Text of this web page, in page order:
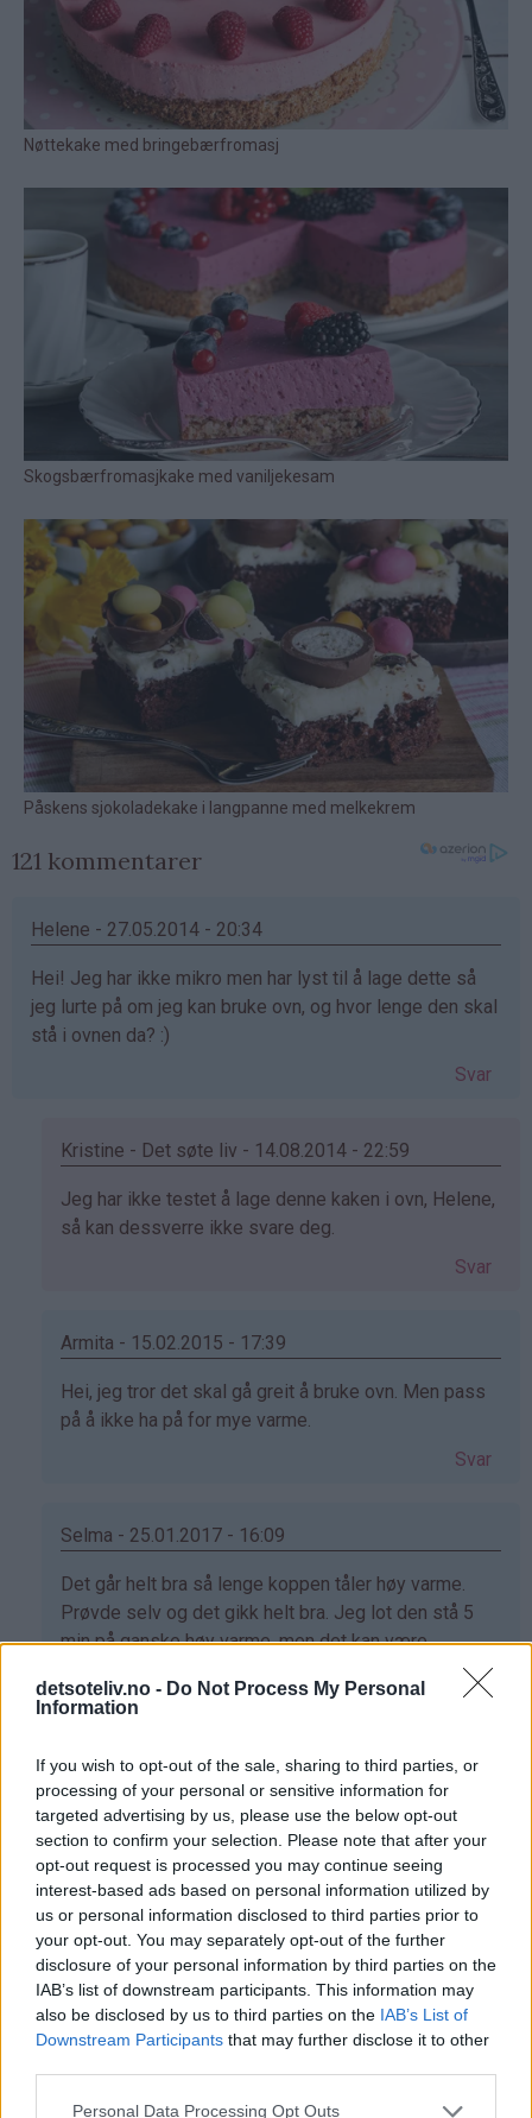
detsoteliv.no - Do Not Process My Personal
Information
If you wish to opt-out of the sale, sharing to third parties, or
processing of your personal or sensitive information for
targeted advertising by us, please use the below opt-out
section to confirm your selection. Please note that after your
opt-out request is processed you may continue seeing
interest-based ads based on personal information utilized by
us or personal information disclosed to third parties prior to
your opt-out. You may separately opt-out of the further
disclosure of your personal information by third parties on the
IAB’s list of downstream participants. This information may
also be disclosed by us to third parties on the IAB’s List of
Downstream Participants that may further disclose it to other
Personal Data Processing Opt Outs
121 kommentarer
Helene - 27.05.2014 - 20:34
Hei! Jeg har ikke mikro men har lyst til å lage dette så
jeg lurte på om jeg kan bruke ovn, og hvor lenge den skal
stå i ovnen da? :)
Svar
Kristine - Det søte liv - 14.08.2014 - 22:59
Som
svar
(ikke
Jeg har ikke testet å lage denne kaken i ovn, Helene,
så kan dessverre ikke svare deg.
Svar
Armita - 15.02.2015 - 17:39
Som
svar
(ikke
Hei, jeg tror det skal gå greit å bruke ovn. Men pass
på å ikke ha på for mye varme.
Svar
Selma - 25.01.2017 - 16:09
Som
svar
på
Helene
bekreftet)
Det går helt bra så lenge koppen tåler høy varme.
Prøvde selv og det gikk helt bra. Jeg lot den stå 5
min på ganske høy varme, men det kan være
annerledes på din ovn, så ta den ut når den ser klar
ut.
Luna - 25.06.2019 - 10:24
Som
svar
på
av
Helene
(ikke
bekreftet)
Tror at det kan gå. Men bare prøv. Vis det går skriv
det her som at andre vet at det går. Eller ikke
Linn - 14.08.2014 - 19:12
Heisann, prøvde røren, slik den står skrevet, men ender
opp med at det er aaalt for lite veske i røren. ( blir bare
tørre klumper.. )